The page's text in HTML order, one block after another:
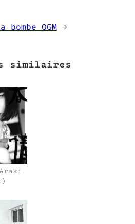
bombe OGM →
similaires